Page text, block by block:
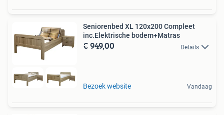
Seniorenbed XL 120x200 Compleet
inc.Elektrische bodem+Matras
€ 949,00 Details
Bezoek website Vandaag